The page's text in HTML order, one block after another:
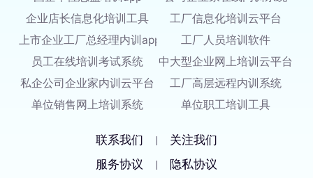
企业店长信息化培训工具
工厂信息化培训云平台
上市企业工厂总经理内训app
工厂人员培训软件
员工在线培训考试系统
中大型企业网上培训云平台
私企公司企业家内训云平台
工厂高层远程内训系统
单位销售网上培训系统
单位职工培训工具
联系我们 |
关注我们
服务协议
| 隐私协议